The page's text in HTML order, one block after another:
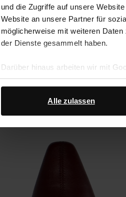
und die Zugriffe auf unsere
Website an unsere Partner für
möglicherweise mit weiteren
der Dienste gesammelt haben.
Darüber hinaus arbeiten wir mit
Google Ihre personenbezogenen
Alle zulassen